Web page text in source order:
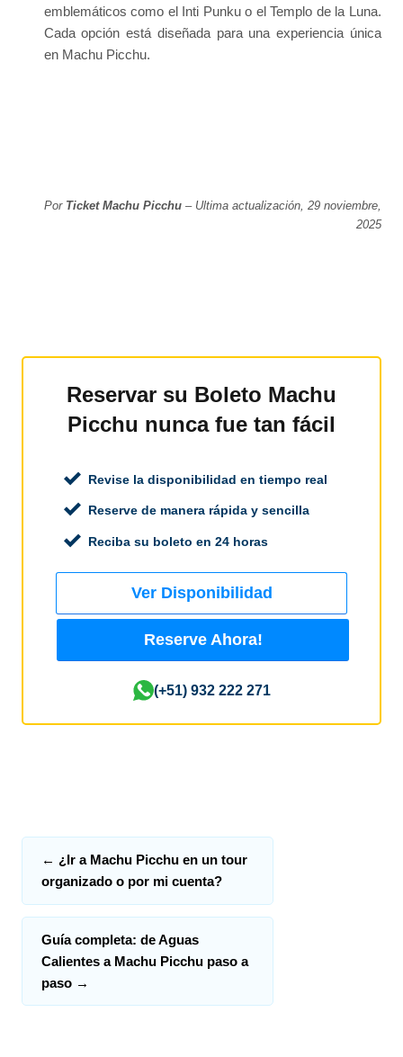
emblemáticos como el Inti Punku o el Templo de la Luna.
Cada opción está diseñada para una experiencia única
en Machu Picchu.
Por Ticket Machu Picchu– Ultima actualización, 29 noviembre,
2025
Reservar su Boleto Machu
Picchu nunca fue tan fácil
Revise la disponibilidad en tiempo real
Reserve de manera rápida y sencilla
Reciba su boleto en 24 horas
Ver Disponibilidad
Reserve Ahora!
(+51) 932 222 271
← ¿Ir a Machu Picchu en un tour
organizado o por mi cuenta?
Guía completa: de Aguas
Calientes a Machu Picchu paso a
paso →